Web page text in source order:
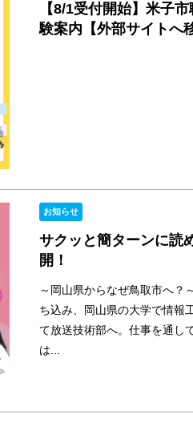
【8/1受付開始】米子
験案内【外部サイトへ
お知らせ
サクッと簡ターンに読
開！
～岡山県からなぜ鳥取市へ？
ち込み、岡山県の大学で情報
て放送技術部へ。仕事を通し
は...